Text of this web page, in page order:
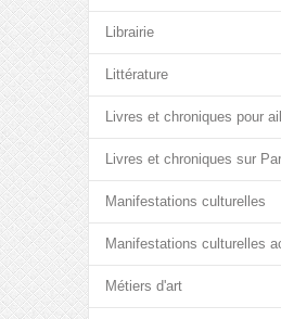
Librairie
Littérature
Livres et chroniques pour
Livres et chroniques sur
Manifestations culturelles
Manifestations culturelles
Métiers d'art